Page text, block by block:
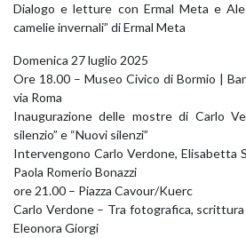
Dialogo e letture con Ermal Meta e
camelie invernali” di Ermal Meta
Domenica 27 luglio 2025
Ore 18.00 – Museo Civico di Bormio |
via Roma
Inaugurazione delle mostre di Carlo
silenzio” e “Nuovi silenzi”
Intervengono Carlo Verdone, Elisabetta
Paola Romerio Bonazzi
ore 21.00 – Piazza Cavour/Kuerc
Carlo Verdone – Tra fotografica, scrittura
Eleonora Giorgi